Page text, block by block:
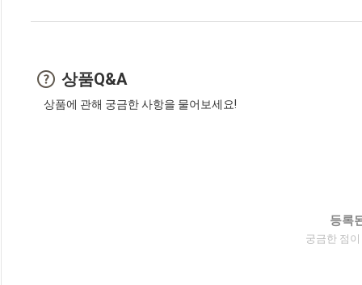
상품Q&A
상품에 관해 궁금한 사항을 물어보세요!
등록
궁금한 점